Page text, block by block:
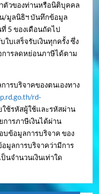
ตัวของท่านหรือนิติบุคคล
น/มูลนิธิฯ บันทึกข้อมูล
5 ของเดือนถัดไป
ใบเสร็จรับเงินทุกครั้ง ซึ่ง
การลดหย่อนภาษีได้ตาม
ารบริจาคของตนเองทาง
rd-
ใช้รหัสผู้ใช้และรหัสผ่าน
ารภาษีเงินได้ผ่าน
บข้อมูลการบริจาค ของ
มูลการบริจาคว่ามีการ
นจำนวนเงินเท่าใด